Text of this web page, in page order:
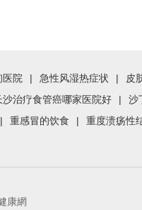
医院 | 急性风湿热症状 | 皮
沙治疗食管癌哪家医院好 | 沙
| 重感冒的饮食 | 重度溃疡性
康網